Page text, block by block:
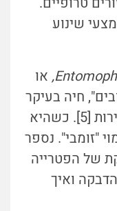
שינוע
או
חיה בעיקר
על חשבון זבובי בית או זבובי פירות [5]. כשהיא
"זומבי". נספר
של הפטרייה
ואיך